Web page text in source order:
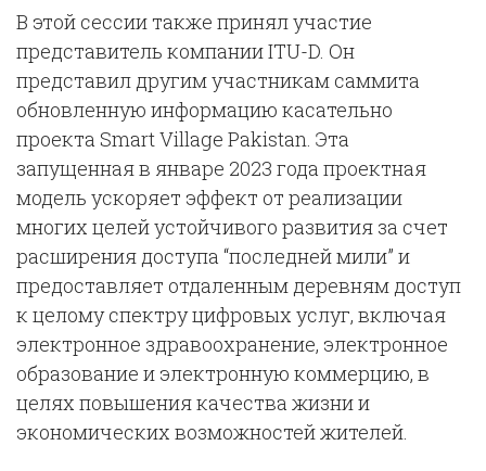
В этой сессии также принял участие
представитель компании ITU-D. Он
представил другим участникам саммита
обновленную информацию касательно
проекта Smart Village Pakistan. Эта
запущенная в январе 2023 года проектная
модель ускоряет эффект от реализации
многих целей устойчивого развития за счет
расширения доступа “последней мили” и
предоставляет отдаленным деревням доступ
к целому спектру цифровых услуг, включая
электронное здравоохранение, электронное
образование и электронную коммерцию, в
целях повышения качества жизни и
экономических возможностей жителей.